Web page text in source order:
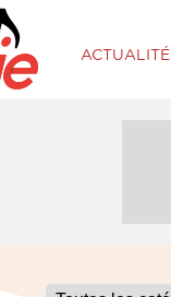
ACTUALITÉ